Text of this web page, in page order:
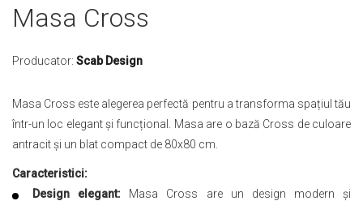
Masa Cross
Producator: Scab Design
Masa Cross este alegerea perfectă pentru a transforma spațiul tău
într-un loc elegant și funcțional. Masa are o bază Cross de culoare
antracit și un blat compact de 80x80 cm.
Caracteristici:
Design elegant: Masa Cross are un design modern și
Skip
to
beginning
images
gallery